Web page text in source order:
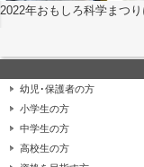
2022年おもしろ科学まつ
幼児･保護者の方
小学生の方
中学生の方
高校生の方